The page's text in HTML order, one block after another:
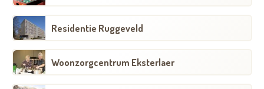
Residentie Ruggeveld
Woonzorgcentrum Eksterlaer